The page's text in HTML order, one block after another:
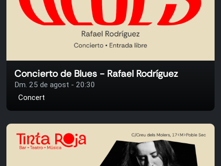
Concierto de Blues - Rafael Rodríguez
Dm. 25 de agost - 20:30
Concert